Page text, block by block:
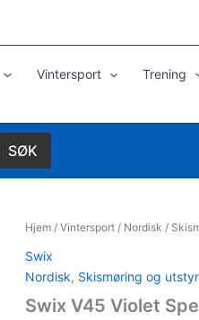
Vintersport Trening
SØK
Hjem/ Vintersport/ Nordisk /
Swix
Nordisk, Skismøring og utstyr
Swix V45 Violet